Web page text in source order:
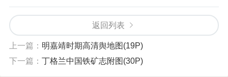
返回列表
上一篇： 明嘉靖时期高清舆地图(19P)
下一篇： 丁格兰中国铁矿志附图(30P)